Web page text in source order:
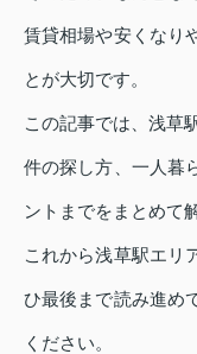
賃貸相場や安くなり
とが大切です。
この記事では、浅草
件の探し方、一人暮
ントまでをまとめて
これから浅草駅エリ
ひ最後まで読み進め
ください。